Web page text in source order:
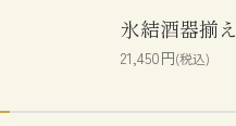
氷結酒器揃え
21,450円(税込)